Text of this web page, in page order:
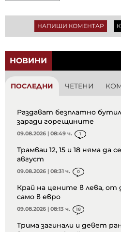
НАПИШИ КОМЕНТАР
НОВИНИ
ПОСЛЕДНИ ЧЕТЕНИ
Раздават безплатно
заради горещините
09.08.2026 | 08:49 ч. 1
Трамваи 12, 15 и 18 няма да
август
09.08.2026 | 08:31 ч. 0
Край на цените в лева,
само в евро
09.08.2026 | 08:13 ч. 18
Трима загинали и девет